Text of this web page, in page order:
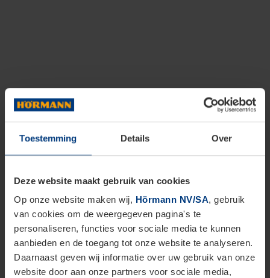
Toestemming Details Over
Deze website maakt gebruik van cookies
Op onze website maken wij, Hörmann NV/SA, gebruik
van cookies om de weergegeven pagina's te
personaliseren, functies voor sociale media te kunnen
aanbieden en de toegang tot onze website te analyseren.
Daarnaast geven wij informatie over uw gebruik van onze
website door aan onze partners voor sociale media,